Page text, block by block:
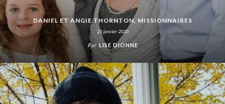
DANIEL ET ANGIE THORNTON, MISSIONNAIRES
21 janvier 2020
Par LISE DIONNE